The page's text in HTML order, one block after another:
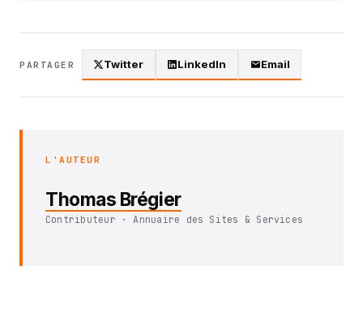
PARTAGER Twitter LinkedIn Email
L'AUTEUR
Thomas Brégier
Contributeur · Annuaire des Sites & Services